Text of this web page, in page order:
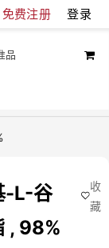
免费注册 登录
品
-L-谷
, 98%
收
藏